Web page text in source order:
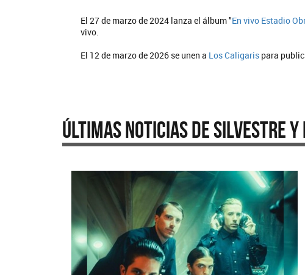
El 27 de marzo de 2024 lanza el álbum "En vivo Estadio
vivo.
El 12 de marzo de 2026 se unen a Los Caligaris para
Últimas Noticias de Silvestre Y